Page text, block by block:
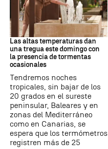
Tiempo
Las altas temperaturas dan
una tregua este domingo con
la presencia de tormentas
ocasionales
Tendremos noches
tropicales, sin bajar de los
20 grados en el sureste
peninsular, Baleares y en
zonas del Mediterráneo
como en Canarias, se
espera que los termómetros
registren más de 25